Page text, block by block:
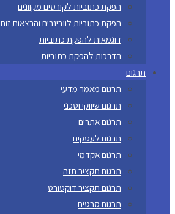
הפקת כתוביות לקורסים מקוונים
הפקת כתוביות לוובינרים והרצאות זום
דוגמאות להפקת כתוביות
הדרכות להפקת כתוביות
תרגום
תרגום מאמר מדעי
תרגום שיווקי וטכני
תרגום אתרים
תרגום לעסקים
תרגום אקדמי
תרגום תקציר תזה
תרגום תקציר דוקטורט
תרגום סרטים